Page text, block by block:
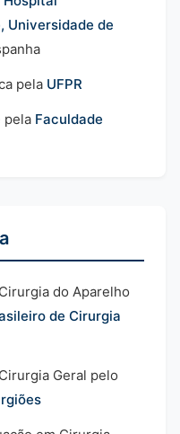
Universidade de
pela UFPR
pela Faculdade
do Aparelho
de Cirurgia
Geral pelo